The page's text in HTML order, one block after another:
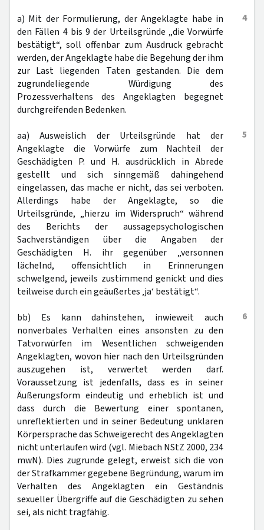
4
a) Mit der Formulierung, der Angeklagte habe in
den Fällen 4 bis 9 der Urteilsgründe „die Vorwürfe
bestätigt“, soll offenbar zum Ausdruck gebracht
werden, der Angeklagte habe die Begehung der ihm
zur Last liegenden Taten gestanden. Die dem
zugrundeliegende Würdigung des
Prozessverhaltens des Angeklagten begegnet
durchgreifenden Bedenken.
5
aa) Ausweislich der Urteilsgründe hat der
Angeklagte die Vorwürfe zum Nachteil der
Geschädigten P. und H. ausdrücklich in Abrede
gestellt und sich sinngemäß dahingehend
eingelassen, das mache er nicht, das sei verboten.
Allerdings habe der Angeklagte, so die
Urteilsgründe, „hierzu im Widerspruch“ während
des Berichts der aussagepsychologischen
Sachverständigen über die Angaben der
Geschädigten H. ihr gegenüber „versonnen
lächelnd, offensichtlich in Erinnerungen
schwelgend, jeweils zustimmend genickt und dies
teilweise durch ein geäußertes ‚ja‘ bestätigt“.
6
bb) Es kann dahinstehen, inwieweit auch
nonverbales Verhalten eines ansonsten zu den
Tatvorwürfen im Wesentlichen schweigenden
Angeklagten, wovon hier nach den Urteilsgründen
auszugehen ist, verwertet werden darf.
Voraussetzung ist jedenfalls, dass es in seiner
Äußerungsform eindeutig und erheblich ist und
dass durch die Bewertung einer spontanen,
unreflektierten und in seiner Bedeutung unklaren
Körpersprache das Schweigerecht des Angeklagten
nicht unterlaufen wird (vgl. Miebach NStZ 2000, 234
mwN). Dies zugrunde gelegt, erweist sich die von
der Strafkammer gegebene Begründung, warum im
Verhalten des Angeklagten ein Geständnis
sexueller Übergriffe auf die Geschädigten zu sehen
sei, als nicht tragfähig.